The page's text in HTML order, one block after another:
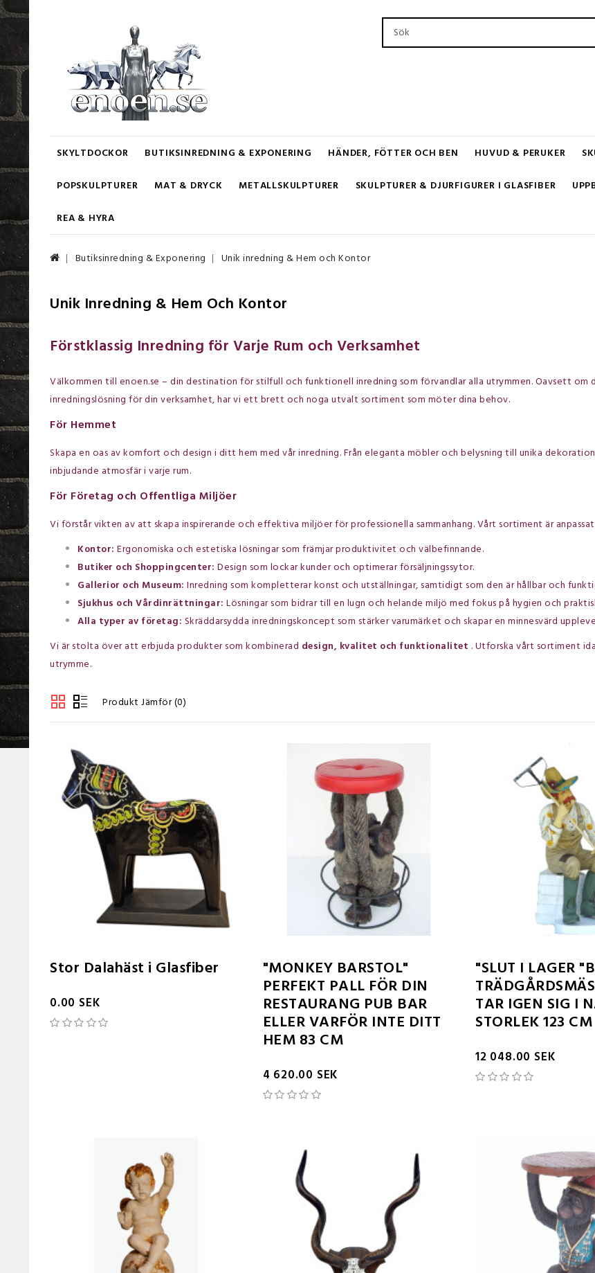
SKYLTDOCKOR BUTIKSINREDNING & EXPONERING HÄNDER, FÖTTER OCH BEN HUVUD & PERUKER
POPSKULPTURER MAT & DRYCK METALLSKULPTURER SKULPTURER & DJURFIGURER I GLASFIBER
REA & HYRA
Butiksinredning & Exponering Unik inredning & Hem och Kontor
Unik Inredning & Hem Och Kontor
Förstklassig Inredning för Varje Rum och Verksamhet
Välkommen till enoen.se – din destination för stilfull och funktionell inredning som förvandlar alla utrymmen. Oavsett
inredningslösning för din verksamhet, har vi ett brett och noga utvalt sortiment som möter dina behov.
För Hemmet
Skapa en oas av komfort och design i ditt hem med vår inredning. Från eleganta möbler och belysning till unika
inbjudande atmosfär i varje rum.
För Företag och Offentliga Miljöer
Vi förstår vikten av att skapa inspirerande och effektiva miljöer för professionella sammanhang. Vårt sortiment är
Kontor: Ergonomiska och estetiska lösningar som främjar produktivitet och välbefinnande.
Butiker och Shoppingcenter: Design som lockar kunder och optimerar försäljningssytor.
Gallerior och Museum: Inredning som kompletterar konst och utställningar, samtidigt som den är hållbar och
Sjukhus och Vårdinrättningar: Lösningar som bidrar till en lugn och helande miljö med fokus på hygien och
Alla typer av företag: Skräddarsydda inredningskoncept som stärker varumärket och skapar en minnesvärd
Vi är stolta över att erbjuda produkter som kombinerad design, kvalitet och funktionalitet . Utforska vårt sortiment
utrymme.
Produkt Jämför (0)
Stor Dalahäst i Glasfiber
0.00 SEK
"MONKEY BARSTOL"
PERFEKT PALL FÖR DIN
RESTAURANG PUB BAR
ELLER VARFÖR INTE DITT
HEM 83 CM
4 620.00 SEK
"SLUT I LAGER
TAR IGEN SIG I
STORLEK 123 CM
12 048.00 SEK